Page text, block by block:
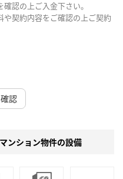
認の上ご入金下さい。
や契約内容をご確認の上ご契約
認
ンション物件の設備